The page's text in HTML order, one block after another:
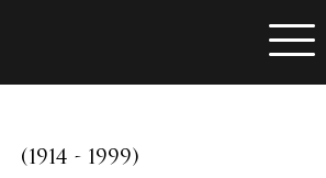
(1914 - 1999)